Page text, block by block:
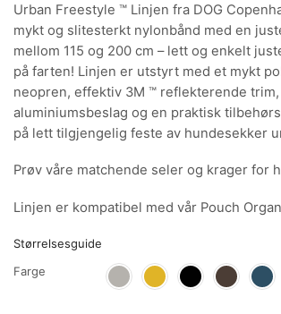
Urban Freestyle ™ Linjen fra DOG
mykt og slitesterkt nylonbånd med en
mellom 115 og 200 cm – lett og enkelt
på farten! Linjen er utstyrt med et mykt
neopren, effektiv 3M ™ reflekterende trim,
aluminiumsbeslag og en praktisk
på lett tilgjengelig feste av hundesekker
Prøv våre matchende seler og krager for
Linjen er kompatibel med vår Pouch
Størrelsesguide
Farge